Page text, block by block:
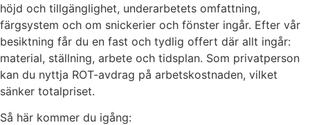
höjd och tillgänglighet, underarbetets omfattning,
färgsystem och om snickerier och fönster ingår. Efter vår
besiktning får du en fast och tydlig offert där allt ingår:
material, ställning, arbete och tidsplan. Som privatperson
kan du nyttja ROT-avdrag på arbetskostnaden, vilket
sänker totalpriset.
Så här kommer du igång: